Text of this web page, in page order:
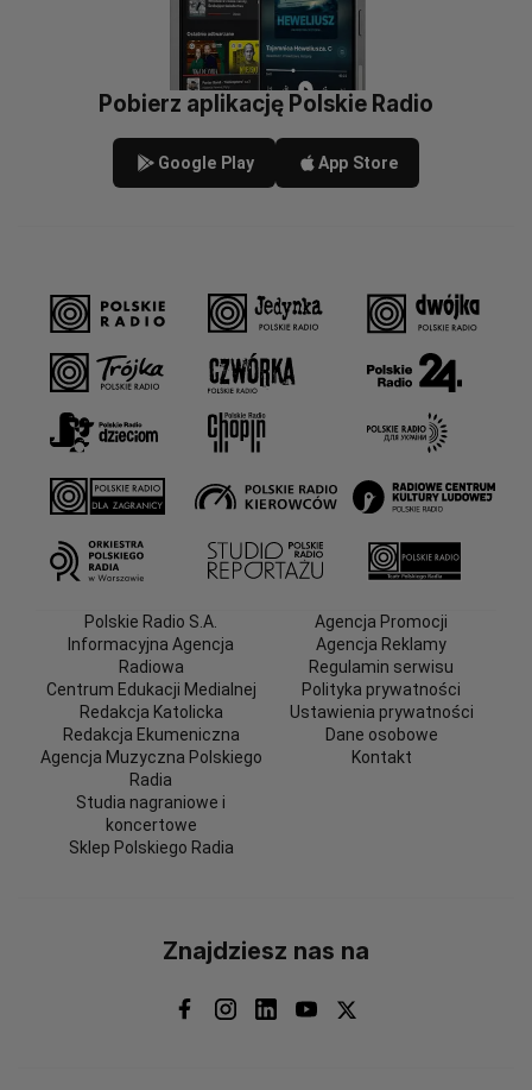
Pobierz aplikację Polskie Radio
Google Play App Store
Polskie Radio S.A.
Informacyjna Agencja
Radiowa
Centrum Edukacji Medialnej
Redakcja Katolicka
Redakcja Ekumeniczna
Agencja Muzyczna Polskiego
Radia
Studia nagraniowe i
koncertowe
Sklep Polskiego Radia
Agencja Promocji
Agencja Reklamy
Regulamin serwisu
Polityka prywatności
Ustawienia prywatności
Dane osobowe
Kontakt
Znajdziesz nas na